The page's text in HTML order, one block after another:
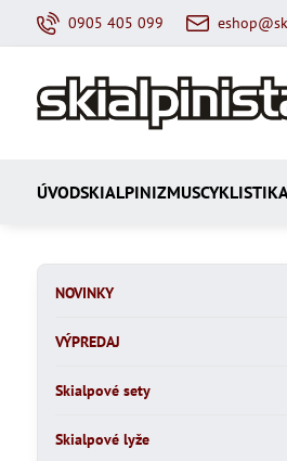
0905 405 099
ÚVODSKIALPINIZMUS
NOVINKY
VÝPREDAJ
Skialpové sety
Skialpové lyže